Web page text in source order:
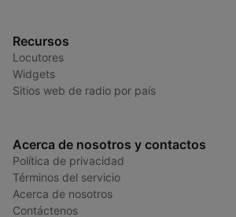
Recursos
Locutores
Widgets
Sitios web de radio por país
Acerca de nosotros y contactos
Política de privacidad
Términos del servicio
Acerca de nosotros
Contáctenos